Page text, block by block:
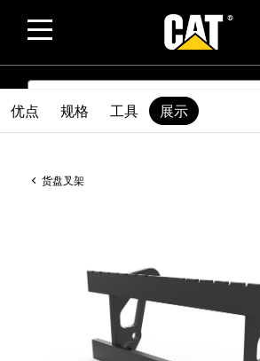
SEARCH
货盘叉架
优点 规格 工具 展示